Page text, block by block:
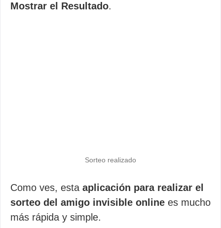
Mostrar el Resultado.
Sorteo realizado
Como ves, esta aplicación para realizar el
sorteo del amigo invisible online es mucho
más rápida y simple.